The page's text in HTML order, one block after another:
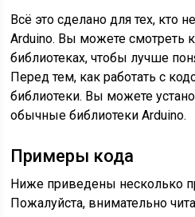
Всё это сделано для тех, кто
Arduino. Вы можете смотреть
библиотеках, чтобы лучше
Перед тем, как работать с
библиотеки. Вы можете
обычные библиотеки Arduino.
Примеры кода
Ниже приведены несколько
Пожалуйста, внимательно